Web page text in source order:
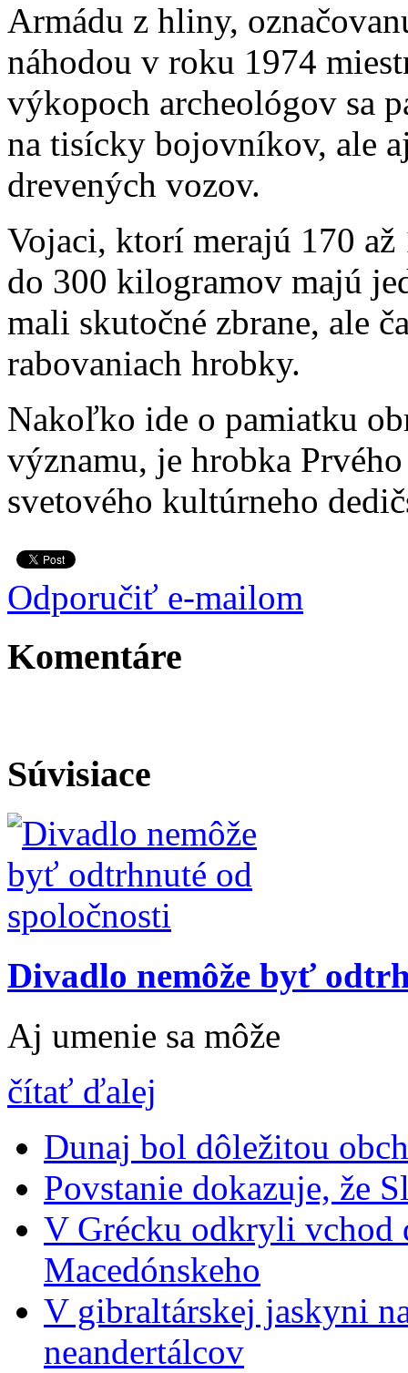
Armádu z hliny,
náhodou v roku 1974
výkopoch archeológov sa
na tisícky bojovníkov, ale
drevených vozov.
Vojaci, ktorí merajú 170
do 300 kilogramov majú
mali skutočné zbrane, ale
rabovaniach hrobky.
Nakoľko ide o pamiatku
významu, je hrobka
svetového kultúrneho
Odporučiť e-mailom
Komentáre
Súvisiace
Divadlo nemôže byť
Aj umenie sa môže
čítať ďalej
Dunaj bol dôležitou
Povstanie dokazuje, že
V Grécku odkryli vchod
Macedónskeho
V gibraltárskej jaskyni
neandertálcov